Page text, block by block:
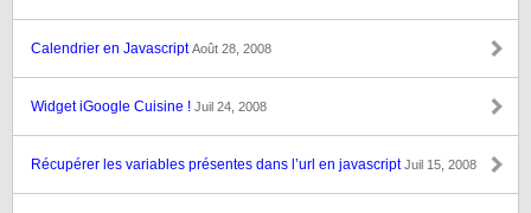
Calendrier en JavascriptAoût 28, 2008
Widget iGoogle Cuisine ! Juil 24, 2008
Récupérer les variables présentes dans l’url en javascriptJuil 15, 2008